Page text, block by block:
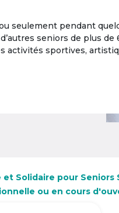
seulement pendant
seniors de plus de
activités sportives,
Solidaire pour Seniors
ou en cours